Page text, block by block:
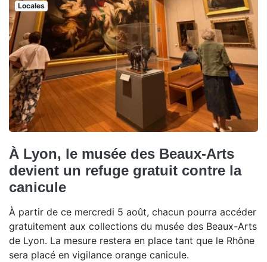
Locales
À Lyon, le musée des Beaux-Arts
devient un refuge gratuit contre la
canicule
À partir de ce mercredi 5 août, chacun pourra accéder
gratuitement aux collections du musée des Beaux-Arts
de Lyon. La mesure restera en place tant que le Rhône
sera placé en vigilance orange canicule.